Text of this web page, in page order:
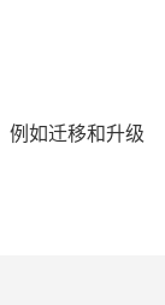
例如迁移和升级